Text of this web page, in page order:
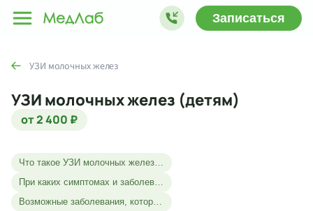
Записаться
УЗИ молочных желез
УЗИ молочных желез (детям)
от 2 400 ₽
Что такое УЗИ молочных желез у детей?
При каких симптомах и заболеваниях назначается УЗИ?
Возможные заболевания, которые помогает выявить УЗИ